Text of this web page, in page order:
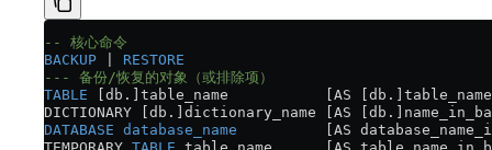
-- 核心命令
BACKUP
RESTORE
--- 备份/恢复的对象（或排除项）
TABLE [db.]table_name           [AS
DICTIONARY [db.]dictionary_name [AS
DATABASE database_name
[AS